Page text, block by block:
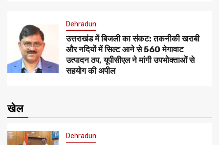
Dehradun
उत्तराखंड में बिजली का संकट: तकनीकी खराबी
और नदियों में सिल्ट आने से 560 मेगावाट
उत्पादन ठप, यूपीसीएल ने मांगी उपभोक्ताओं से
सहयोग की अपील
खेल
Dehradun